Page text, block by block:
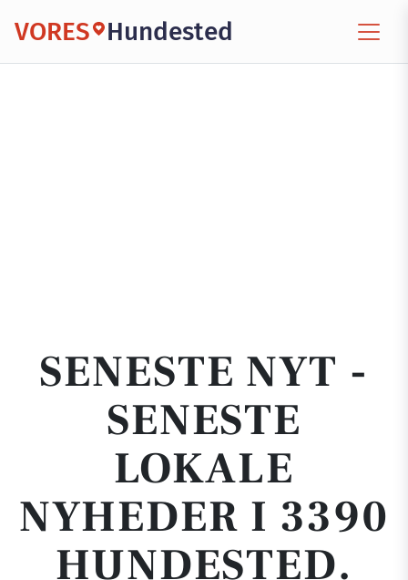
VORES Hundested
SENESTE NYT -
SENESTE
LOKALE
NYHEDER I 3390
HUNDESTED.